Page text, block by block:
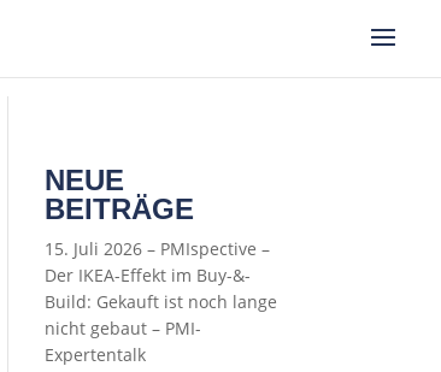
NEUE
BEITRÄGE
15. Juli 2026 – PMIspective –
Der IKEA-Effekt im Buy-&-
Build: Gekauft ist noch lange
nicht gebaut – PMI-
Expertentalk